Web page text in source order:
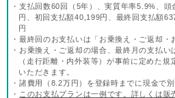
・支払回数60回（5年）、実質年率5.9%、
円、初回支払額40,199円、最終回支払額
円
・最終回のお支払いは「お乗換え・ご返却・
・お乗換え・ご返却の場合、最終月の支払
（走行距離・内外装等）が事前に定めた
いただきます。
・諸費用（8.2万円）を登録時までに現金で
・ このお支払プランは一例です。詳しくは販